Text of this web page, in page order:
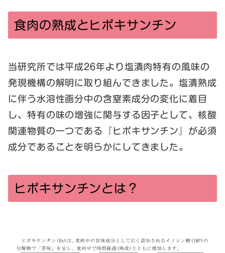
食肉の熟成とヒポキサンチン
当研究所では平成26年より塩漬肉特有の風味の
発現機構の解明に取り組んできました。塩漬熟成
に伴う水溶性画分中の含窒素成分の変化に着目
し、特有の味の増強に関与する因子として、核酸
関連物質の一つである『ヒポキサンチン』が必須
成分であることを明らかにしてきました。
ヒポキサンチンとは？